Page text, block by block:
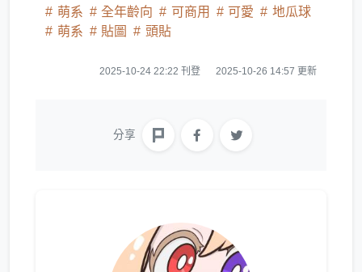
萌系 全年齡向 可商用 可愛
地瓜球
萌系
貼圖 頭貼
2025-10-24 22:22 刊登 2025-10-26 14:57 更新
分享